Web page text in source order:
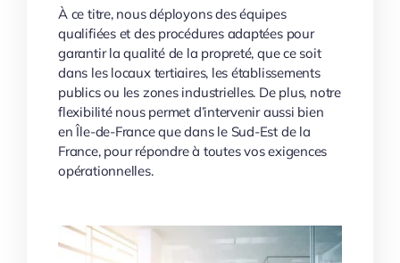
À ce titre, nous déployons des équipes
qualifiées et des procédures adaptées pour
garantir la qualité de la propreté, que ce soit
dans les locaux tertiaires, les établissements
publics ou les zones industrielles. De plus, notre
flexibilité nous permet d’intervenir aussi bien
en Île-de-France que dans le Sud-Est de la
France, pour répondre à toutes vos exigences
opérationnelles.